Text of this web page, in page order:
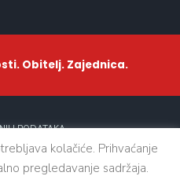
Obitelj. Zajednica.
PODATAKA
kolačiće. Prihvaćanje
pregledavanje sadržaja.